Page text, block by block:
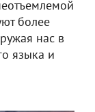
более
нас в
языка и